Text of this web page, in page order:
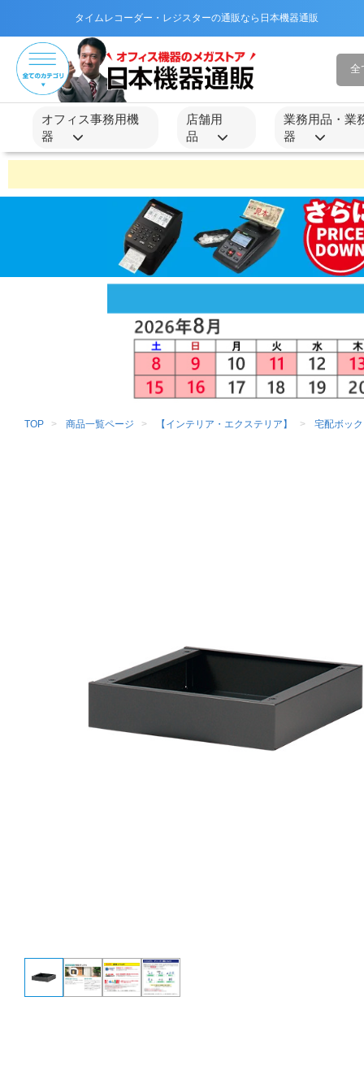
タイムレコーダー・レジスターの通販なら日本機器通販
オフィス事務用機
器
店舗用
品
業務用品・業
器
TOP 商品一覧ページ 【インテリア・エクステリア】
宅配ボッ